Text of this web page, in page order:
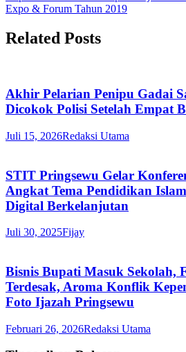
Expo & Forum Tahun 2019
Related Posts
Akhir Pelarian Penipu Gadai
Dicokok Polisi Setelah Empat
Juli 15, 2026Redaksi Utama
STIT Pringsewu Gelar
Angkat Tema Pendidikan
Digital Berkelanjutan
Juli 30, 2025Fijay
Bisnis Bupati Masuk Sekolah,
Terdesak, Aroma Konflik
Foto Ijazah Pringsewu
Februari 26, 2026Redaksi Utama